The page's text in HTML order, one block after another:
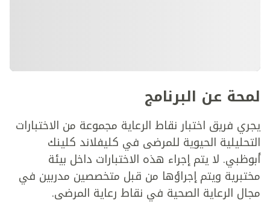
لمحة عن البرنامج
يجري فريق اختبار نقاط الرعاية مجموعة من الاختبارات
التحليلية الحيوية للمرضى في كليفلاند كلينك
أبوظبي. لا يتم إجراء هذه الاختبارات داخل بيئة
مختبرية ويتم إجراؤها من قبل متخصصين مدربين في
مجال الرعاية الصحية في نقاط رعاية المرضى.